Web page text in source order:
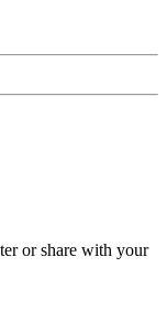
or share with your